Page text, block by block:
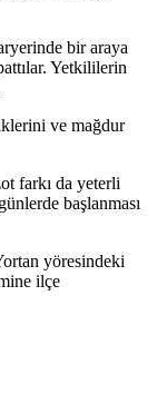
bir araya
Yetkililerin
ve mağdur
farkı da yeterli
başlanması
yöresindeki
ilçe